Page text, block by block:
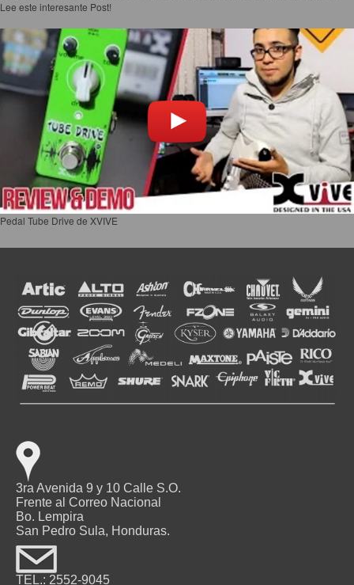
Lee este interesante Post!
Pedal Tube Drive de XVIVE
3ra Avenida 9 y 10 Calle S.O.
Frente al Correo Nacional
Bo. Lempira
San Pedro Sula, Honduras.
TEL.: 2552-9045